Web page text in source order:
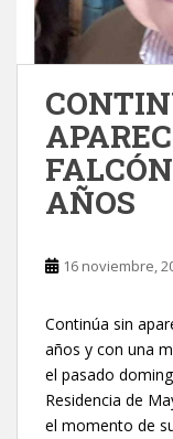
AÑOS
16 noviembre,
Continúa sin
años y con una
el pasado
Residencia de
el momento de